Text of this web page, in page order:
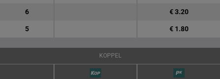
6 € 3.20
5 € 1.80
KOPPEL